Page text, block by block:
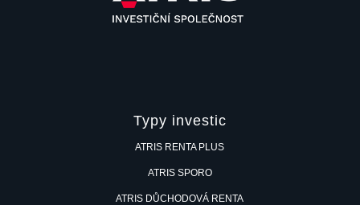
Typy investic
ATRIS RENTA PLUS
ATRIS SPORO
ATRIS DŮCHODOVÁ RENTA